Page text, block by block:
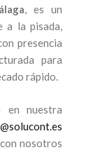
, es un
a la pisada,
presencia
para
rápido.
en nuestra
nosotros